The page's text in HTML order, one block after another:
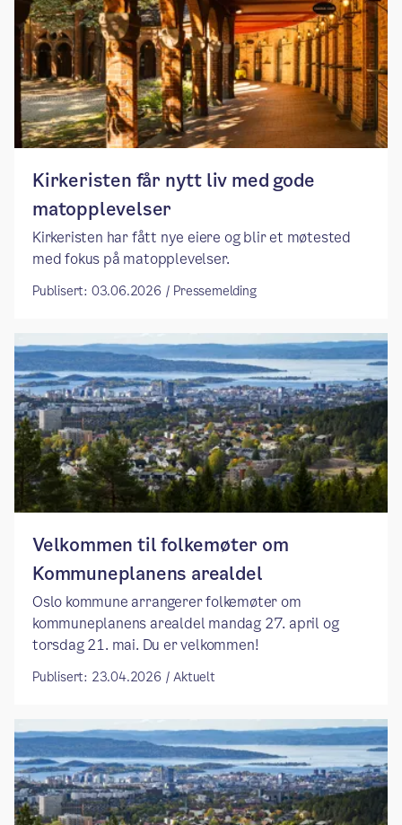
Kirkeristen får nytt liv med gode
matopplevelser
Kirkeristen har fått nye eiere og blir et møtested
med fokus på matopplevelser.
Publisert: 03.06.2026 / Pressemelding
Velkommen til folkemøter om
Kommuneplanens arealdel
Oslo kommune arrangerer folkemøter om
kommuneplanens arealdel mandag 27. april og
torsdag 21. mai. Du er velkommen!
Publisert: 23.04.2026 / Aktuelt